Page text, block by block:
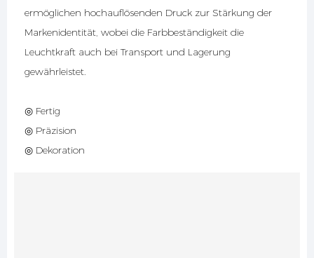
ermöglichen hochauflösenden Druck zur Stärkung der
Markenidentität, wobei die Farbbeständigkeit die
Leuchtkraft auch bei Transport und Lagerung
gewährleistet.
◎ Fertig
◎ Präzision
◎ Dekoration